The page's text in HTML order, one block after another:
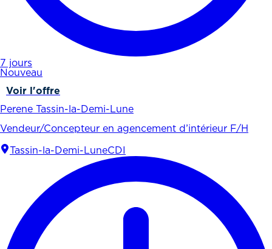
7 jours
Nouveau
Voir l'offre
Perene Tassin-la-Demi-Lune
Vendeur/Concepteur en agencement d’intérieur F/H
Tassin-la-Demi-LuneCDI